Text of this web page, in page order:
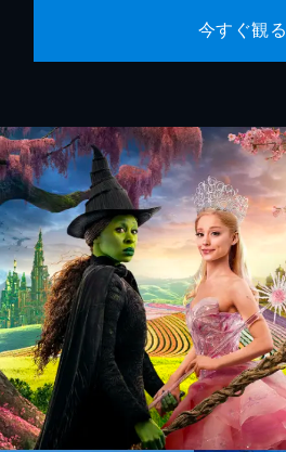
今すぐ観る